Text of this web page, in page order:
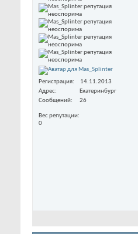
Регистрация
14.11.2013
Адрес
Екатеринбург
Сообщений
26
Вес репутации
0